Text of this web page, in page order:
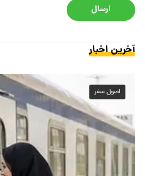
ارسال
آخرین اخبار
اصول سفر